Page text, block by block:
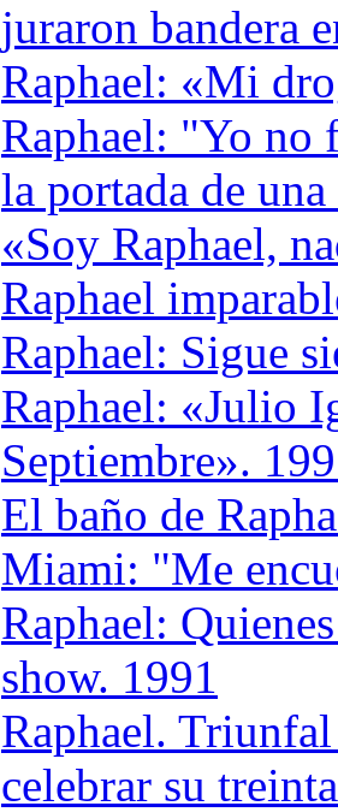
juraron bandera
Raphael: «Mi
Raphael: "Yo no
la portada de
«Soy Raphael,
Raphael
Raphael: Sigue
Raphael: «Julio
Septiembre».
El baño de
Miami: "Me
Raphael:
show. 1991
Raphael.
celebrar su